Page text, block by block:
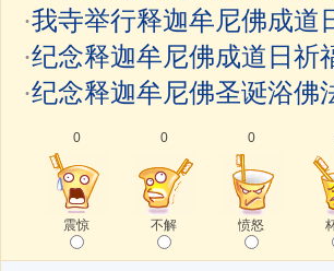
·我寺举行释迦牟尼佛成道
·纪念释迦牟尼佛成道日祈
·纪念释迦牟尼佛圣诞浴佛
0
震惊
0
不解
0
愤怒